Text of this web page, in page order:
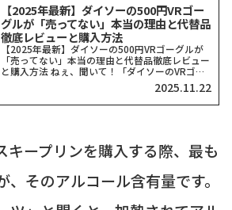
【2025年最新】ダイソーの500円VRゴー
グルが「売ってない」本当の理由と代替品
徹底レビューと購入方法
【2025年最新】ダイソーの500円VRゴーグルが
「売ってない」本当の理由と代替品徹底レビュー
と購入方法 ねぇ、聞いて！「ダイソーのVRゴー
グル、どこにも売ってない！」って検索したそこ
のアナタ、同じ気持ちでここに来てくれましたよ
ね？一時期、...
2025.11.22
キープリンを購入する際、最も
そのアルコール含有量です。